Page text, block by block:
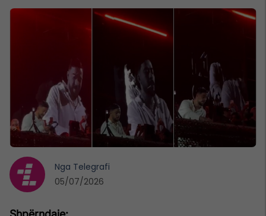
Nga Telegrafi
05/07/2026